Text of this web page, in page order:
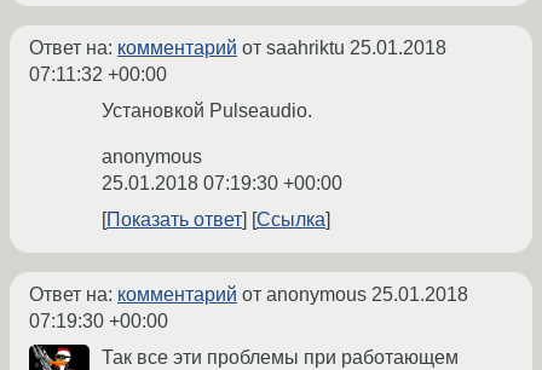
Ответ на: комментарий от saahriktu 25.01.2018
07:11:32 +00:00
Установкой Pulseaudio.
anonymous
25.01.2018 07:19:30 +00:00
Показать ответ
Ссылка
Ответ на: комментарий от anonymous 25.01.2018
07:19:30 +00:00
Так все эти проблемы при работающем